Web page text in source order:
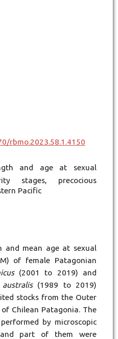
rbmo.2023.58.1.4150
and age at sexual
stages, precocious
Pacific
and mean age at sexual
of female Patagonian
(2001 to 2019) and
australis (1989 to 2019)
stocks from the Outer
of Chilean Patagonia. The
by microscopic
part of them were